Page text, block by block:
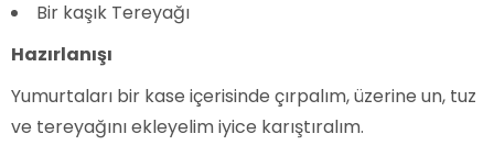
Bir kaşık Tereyağı
Hazırlanışı
Yumurtaları bir kase içerisinde çırpalım, üzerine un, tuz
ve tereyağını ekleyelim iyice karıştıralım.